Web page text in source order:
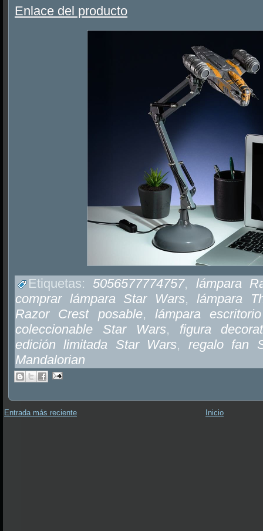
Enlace del producto
Etiquetas: 5056577774757, lámpara
comprar lámpara Star Wars, lámpara
Razor Crest posable, lámpara
coleccionable Star Wars, figura
edición limitada Star Wars, regalo fan
Mandalorian
Entrada más reciente Inicio